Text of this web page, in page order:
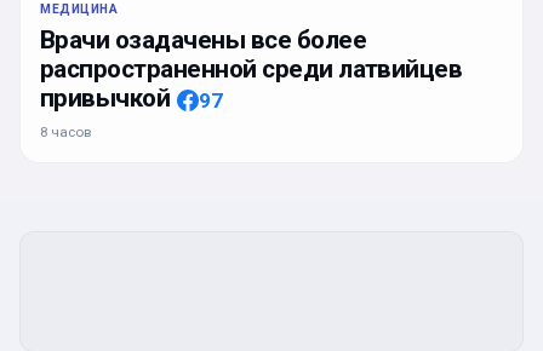
МЕДИЦИНА
Врачи озадачены все более
распространенной среди латвийцев
привычкой
97
8 часов